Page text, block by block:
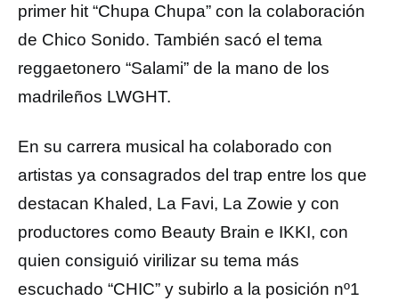
primer hit “Chupa Chupa” con la colaboración
de Chico Sonido. También sacó el tema
reggaetonero “Salami” de la mano de los
madrileños LWGHT.
En su carrera musical ha colaborado con
artistas ya consagrados del trap entre los que
destacan Khaled, La Favi, La Zowie y con
productores como Beauty Brain e IKKI, con
quien consiguió virilizar su tema más
escuchado “CHIC” y subirlo a la posición nº1